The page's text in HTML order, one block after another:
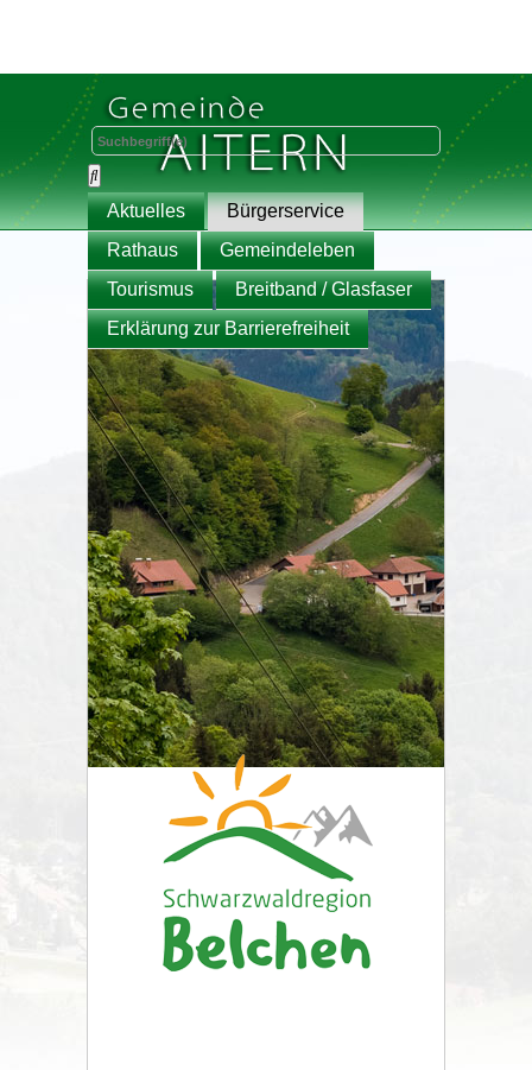
Aktuelles
Bürgerservice
Rathaus
Gemeindeleben
Tourismus
Breitband / Glasfaser
Erklärung zur Barrierefreiheit